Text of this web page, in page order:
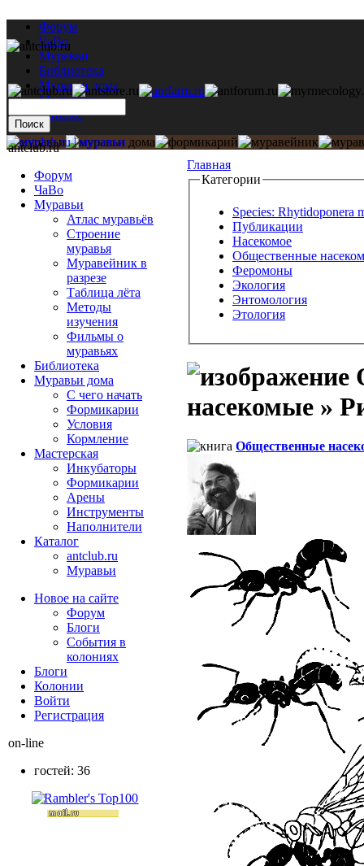
Форум
ЧаВо
Муравьи
Библиотека
Муравьи дома
Мастерская
Каталог
Главная
Категории
Species: Rhytidoponera
Публикации
Насекомое
Общественные
Феромоны
Экология
Энтомология
Этология
насекомые »
Общественные
antclub.ru
Форум
ЧаВо
Муравьи
Атлас муравьёв
Строение
муравья
Муравейник в
разрезе
Таблица лёта
Методы
изучения
Фильмы о
муравьях
Библиотека
Муравьи дома
С чего начать
Формикарии
Условия
Кормление
Мастерская
Инкубаторы
Формикарии
Арены
Инструменты
Наполнители
Каталог
antclub.ru
Муравьи
Новое на сайте
Форум
Блоги
События в
колониях
Блоги
Колонии
Войти
Peгиcтpaция
on-line
гостей: 36